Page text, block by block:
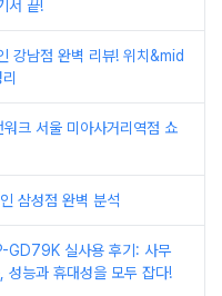
서 끝!
강남점 완벽 리뷰! 위치&mid
크 서울 미아사거리역점 쇼
삼성점 완벽 분석
실사용 후기: 사무
성능과 휴대성을 모두 잡다!